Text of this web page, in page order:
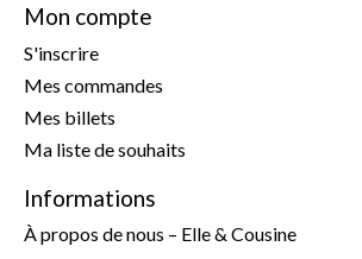
Mon compte
S'inscrire
Mes commandes
Mes billets
Ma liste de souhaits
Informations
À propos de nous – Elle & Cousine